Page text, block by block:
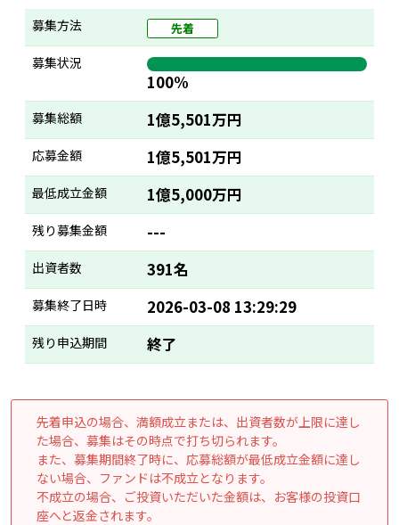
募集方法 先着
募集状況
100%
募集総額 1億5,501万円
応募金額 1億5,501万円
最低成立金額 1億5,000万円
残り募集金額 ---
出資者数 391名
募集終了日時 2026-03-08 13:29:29
残り申込期間 終了
先着申込の場合、満額成立または、出資者数が上限に達し
た場合、募集はその時点で打ち切られます。
また、募集期間終了時に、応募総額が最低成立金額に達し
ない場合、ファンドは不成立となります。
不成立の場合、ご投資いただいた金額は、お客様の投資口
座へと返金されます。